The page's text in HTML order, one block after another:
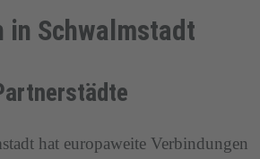
in Schwalmstadt
hat europaweite Verbindungen